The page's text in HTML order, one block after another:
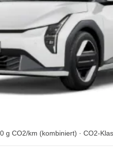
g CO2/km (kombiniert) · CO2-